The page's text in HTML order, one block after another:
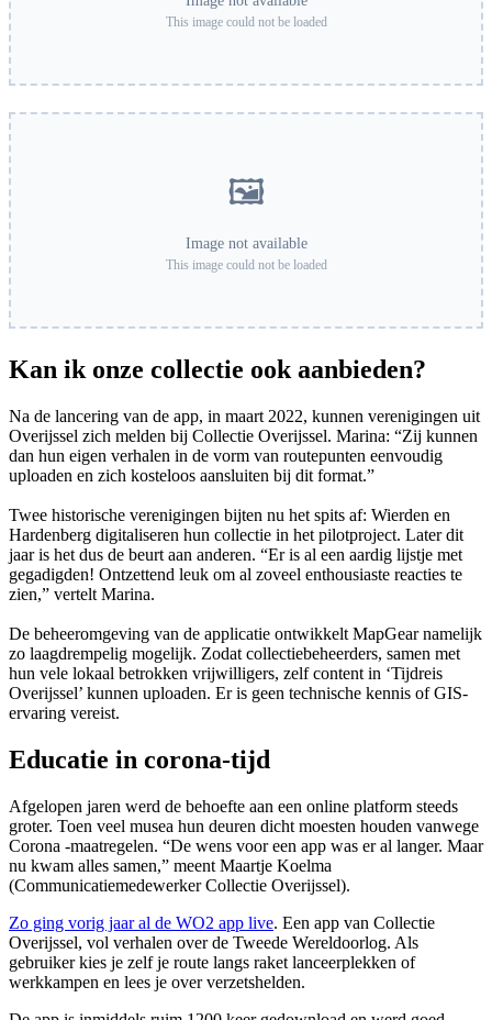
This image could not be loaded
🖼️
Image not available
This image could not be loaded
Kan ik onze collectie ook aanbieden?
Na de lancering van de app, in maart 2022, kunnen verenigingen uit
Overijssel zich melden bij Collectie Overijssel. Marina: “Zij kunnen
dan hun eigen verhalen in de vorm van routepunten eenvoudig
uploaden en zich kosteloos aansluiten bij dit format.”
Twee historische verenigingen bijten nu het spits af: Wierden en
Hardenberg digitaliseren hun collectie in het pilotproject. Later dit
jaar is het dus de beurt aan anderen. “Er is al een aardig lijstje met
gegadigden! Ontzettend leuk om al zoveel enthousiaste reacties te
zien,” vertelt Marina.
De beheeromgeving van de applicatie ontwikkelt MapGear namelijk
zo laagdrempelig mogelijk. Zodat collectiebeheerders, samen met
hun vele lokaal betrokken vrijwilligers, zelf content in ‘Tijdreis
Overijssel’ kunnen uploaden. Er is geen technische kennis of GIS-
ervaring vereist.
Educatie in corona-tijd
Afgelopen jaren werd de behoefte aan een online platform steeds
groter. Toen veel musea hun deuren dicht moesten houden vanwege
Corona -maatregelen. “De wens voor een app was er al langer. Maar
nu kwam alles samen,” meent Maartje Koelma
(Communicatiemedewerker Collectie Overijssel).
Zo ging vorig jaar al de WO2 app live. Een app van Collectie
Overijssel, vol verhalen over de Tweede Wereldoorlog. Als
gebruiker kies je zelf je route langs raket lanceerplekken of
werkkampen en lees je over verzetshelden.